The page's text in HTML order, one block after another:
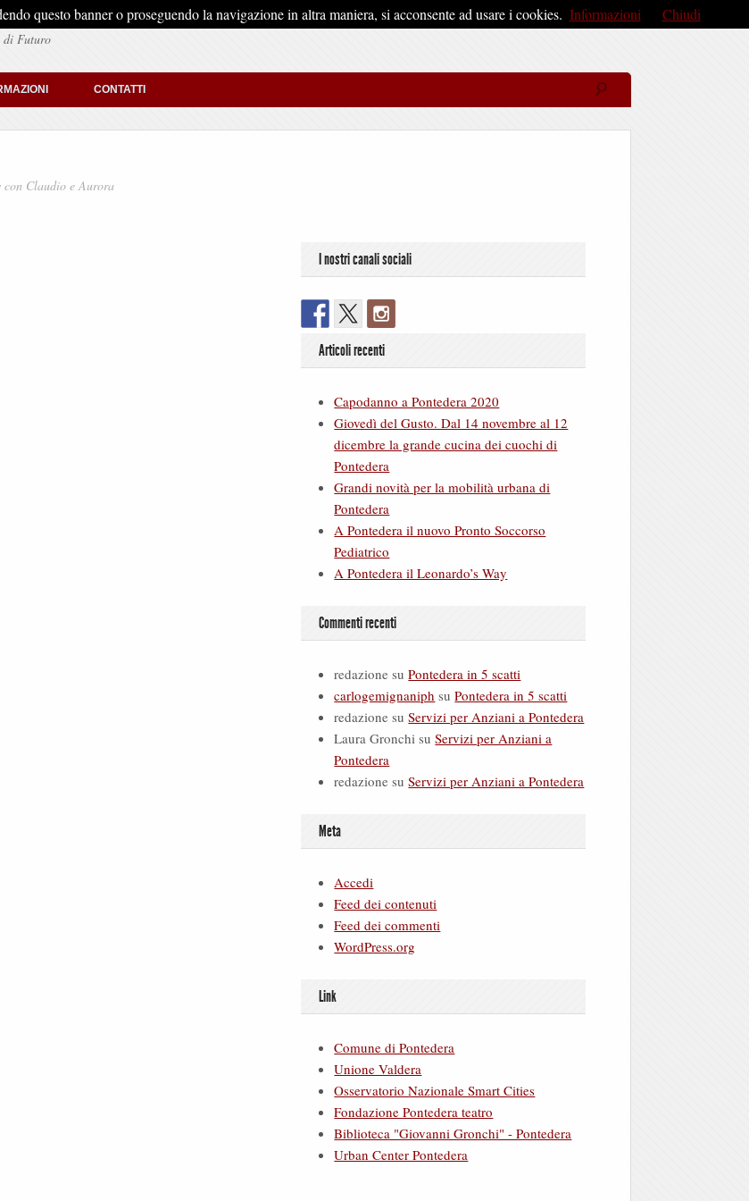
di Futuro
CONTATTI
con Claudio e Aurora
I nostri canali sociali
Articoli recenti
Capodanno a Pontedera 2020
Giovedì del Gusto. Dal 14 novembre al 12
dicembre la grande cucina dei cuochi di
Pontedera
Grandi novità per la mobilità urbana di
Pontedera
A Pontedera il nuovo Pronto Soccorso
Pediatrico
A Pontedera il Leonardo’s Way
Commenti recenti
redazione suPontedera in 5 scatti
carlogemignaniph suPontedera in 5 scatti
redazione suServizi per Anziani a Pontedera
Laura Gronchi suServizi per Anziani a
Pontedera
redazione suServizi per Anziani a Pontedera
Meta
Accedi
Feed dei contenuti
Feed dei commenti
WordPress.org
Link
Comune di Pontedera
Unione Valdera
Osservatorio Nazionale Smart Cities
Fondazione Pontedera teatro
Biblioteca "Giovanni Gronchi" - Pontedera
Urban Center Pontedera
questo banner o proseguendo la navigazione in altra maniera, si acconsente ad usare i cookies. Informazioni Chiudi